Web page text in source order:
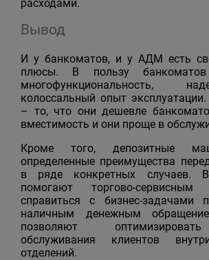
расходами.
Вывод
И у банкоматов, и у АДМ есть
плюсы. В пользу
многофункциональность,
колоссальный опыт
– то, что они дешевле
вместимость и они проще в
Кроме того, депозитные
определенные преимущества
в ряде конкретных случаев.
помогают торгово-сервисным
справиться с бизнес-задачами
наличным денежным
позволяют
обслуживания клиентов
отделений.